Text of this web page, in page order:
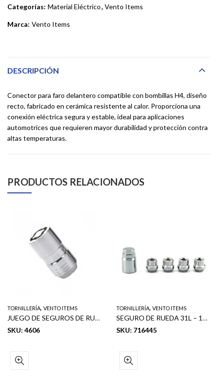
Categorías: Material Eléctrico, Vento Items
Marca: Vento Items
DESCRIPCIÓN
Conector para faro delantero compatible con bombillas H4, diseño
recto, fabricado en cerámica resistente al calor. Proporciona una
conexión eléctrica segura y estable, ideal para aplicaciones
automotrices que requieren mayor durabilidad y protección contra
altas temperaturas.
PRODUCTOS RELACIONADOS
TORNILLERÍA, VENTO ITEMS
JUEGO DE SEGUROS DE RUEDA STANDARD ACCORN – M12 X 1.25RH (5 PCS)
SKU: 4606
TORNILLERÍA, VENTO ITEMS
SEGURO DE RUEDA 31L – 12mm X 1.50 (BLISTER CARD)
SKU: 716445